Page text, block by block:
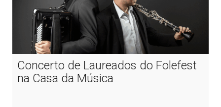
Concerto de Laureados do Folefest
na Casa da Música